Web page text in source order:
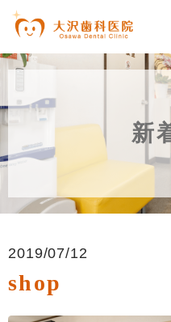
新
2019/07/12
shop